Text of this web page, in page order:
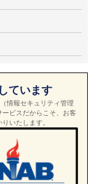
ています
情報セキュリティ管理
ビスだからこそ、お客
いたします。